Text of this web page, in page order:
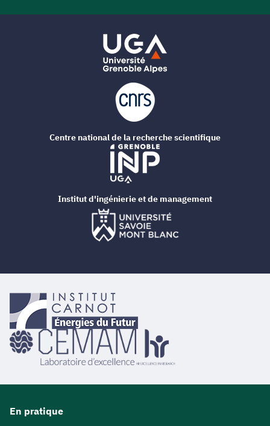
En pratique
Centre national de la recherche scientifique
Institut d'ingénierie et de management